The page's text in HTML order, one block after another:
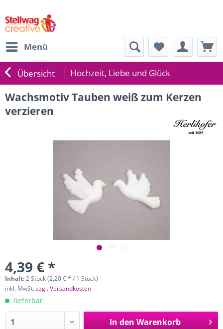
Menü
Übersicht Hochzeit, Liebe und Glück
Wachsmotiv Tauben weiß zum Kerzen
verzieren
4,39 € *
Inhalt:2 Stück (2,20 € * / 1 Stück)
inkl. MwSt.zzgl. Versandkosten
lieferbar
In den Warenkorb